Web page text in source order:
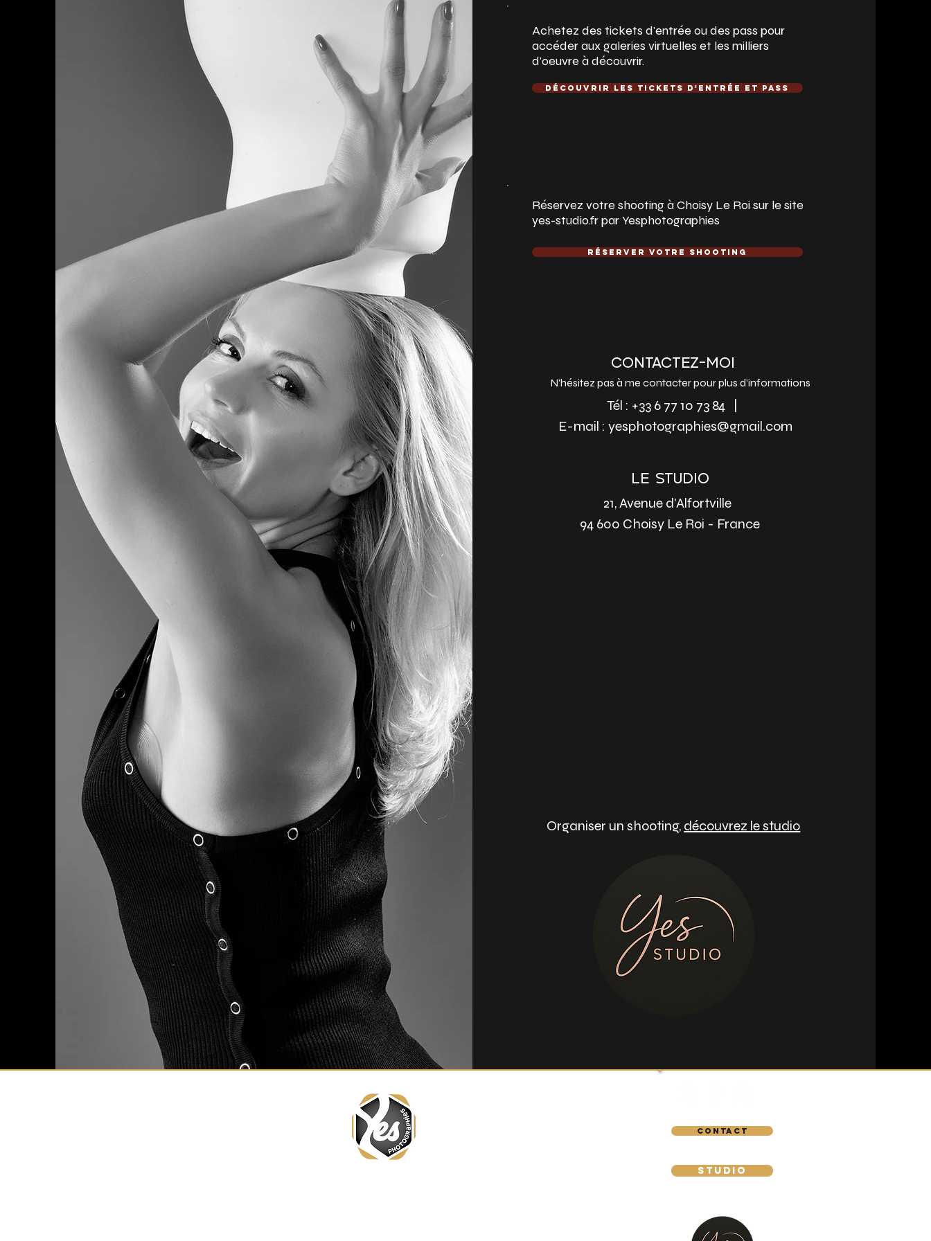
Achetez des tickets d'entrée ou des pass pour
accéder aux galeries virtuelles et les milliers
d'oeuvre à découvrir.
Découvrir les tickets d'entrée et pass
Réservez votre shooting à Choisy Le Roi sur le site
yes-studio.fr par Yesphotographies
Réserver votre shooting
CONTACTEZ-MOI
N'hésitez pas à me contacter pour plus d'informations
Tél : +33 6 77 10 73 84
E-mail : yesphotographies@gmail.com
LE STUDIO
21, Avenue d'Alfortville
94 600 Choisy Le Roi - France
Organiser un shooting, découvrez le studio
Contact
Studio